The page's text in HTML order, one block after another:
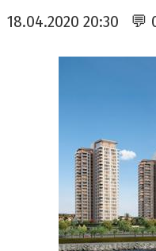
18.04.2020 20:30